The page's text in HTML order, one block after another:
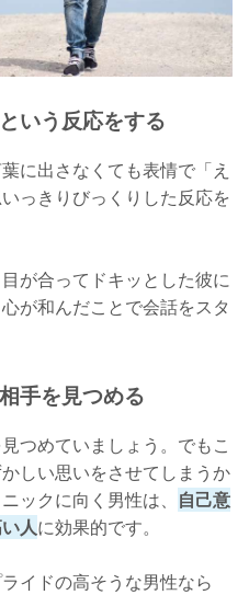
いう反応をする
に出さなくても表情で「え
っきりびっくりした反応を
が合ってドキッとした彼に
が和んだことで会話をスタ
手を見つめる
つめていましょう。でもこ
しい思いをさせてしまうか
ックに向く男性は、 自己意
人に効果的です。
イドの高そうな男性なら